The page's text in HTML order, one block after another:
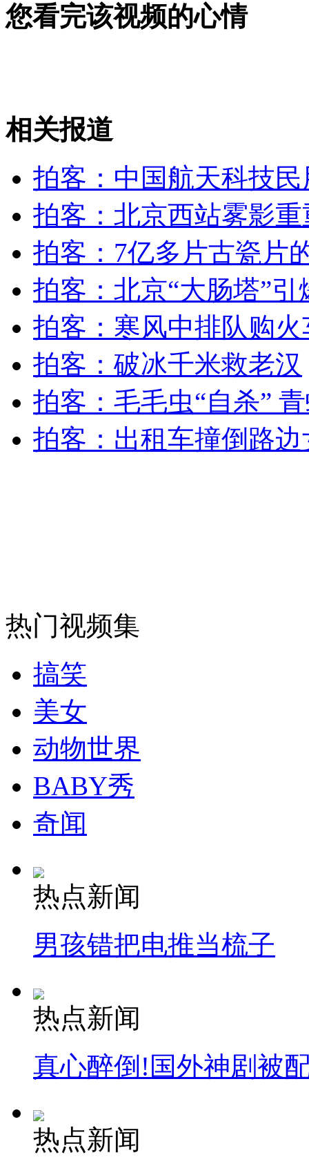
走！跟着总书记去植树
消防员救轻生者 花炮节热闹非凡 减压"枕头大战"
纽约上演“枕头大战”
您看完该视频的心情
相关报道
拍客：中国航天科技
拍客：北京西站雾影重
拍客：7亿多片古瓷片
拍客：北京“大肠塔”引
拍客：寒风中排队购火
拍客：破冰千米救老汉
拍客：毛毛虫“自杀”
拍客：出租车撞倒路边
热门视频集
搞笑
美女
动物世界
BABY秀
奇闻
热点新闻
男孩错把电推当梳子
热点新闻
真心醉倒!国外神剧被
热点新闻